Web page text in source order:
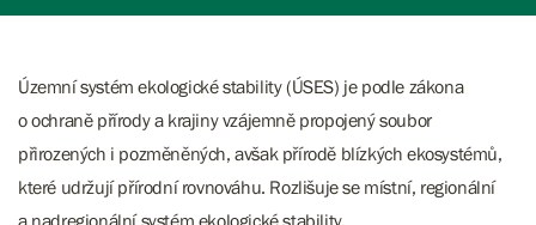
Územní systém ekologické stability (ÚSES) je podle zákona
o ochraně přírody a krajiny vzájemně propojený soubor
přirozených i pozměněných, avšak přírodě blízkých ekosystémů,
které udržují přírodní rovnováhu. Rozlišuje se místní, regionální
a nadregionální systém ekologické stability.